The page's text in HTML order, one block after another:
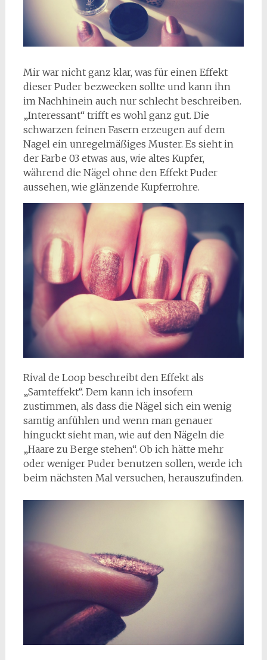
Mir war nicht ganz klar, was für einen Effekt
dieser Puder bezwecken sollte und kann ihn
im Nachhinein auch nur schlecht beschreiben.
„Interessant“ trifft es wohl ganz gut. Die
schwarzen feinen Fasern erzeugen auf dem
Nagel ein unregelmäßiges Muster. Es sieht in
der Farbe 03 etwas aus, wie altes Kupfer,
während die Nägel ohne den Effekt Puder
aussehen, wie glänzende Kupferrohre.
Rival de Loop beschreibt den Effekt als
„Samteffekt“. Dem kann ich insofern
zustimmen, als dass die Nägel sich ein wenig
samtig anfühlen und wenn man genauer
hinguckt sieht man, wie auf den Nägeln die
„Haare zu Berge stehen“. Ob ich hätte mehr
oder weniger Puder benutzen sollen, werde ich
beim nächsten Mal versuchen, herauszufinden.